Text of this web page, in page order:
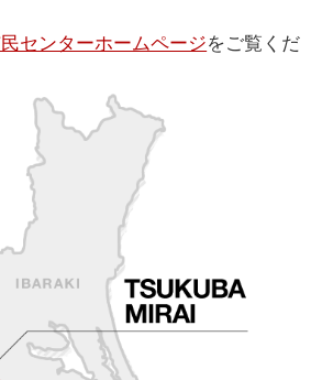
センターホームページをご覧くだ